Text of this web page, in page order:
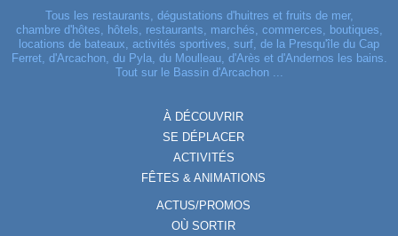
Tous les restaurants, dégustations d'huitres et fruits de mer,
chambre d'hôtes, hôtels, restaurants, marchés, commerces, boutiques,
locations de bateaux, activités sportives, surf, de la Presqu'île du Cap
Ferret, d'Arcachon, du Pyla, du Moulleau, d'Arès et d'Andernos les bains.
Tout sur le Bassin d'Arcachon ...
À DÉCOUVRIR
SE DÉPLACER
ACTIVITÉS
FÊTES & ANIMATIONS
ACTUS/PROMOS
OÙ SORTIR